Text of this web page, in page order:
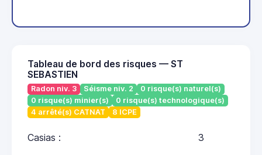
Tableau de bord des risques — ST
SEBASTIEN
Radon niv. 3 Séisme niv. 2
0 risque(s) naturel(s)
0 risque(s) minier(s)
0 risque(s) technologique(s)
4 arrêté(s) CATNAT
8 ICPE
Casias : 3